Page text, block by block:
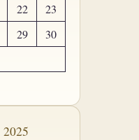
22
23
29
30
2025